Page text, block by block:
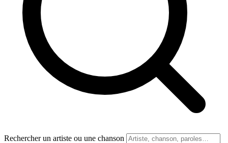
Rechercher un artiste ou une chanson